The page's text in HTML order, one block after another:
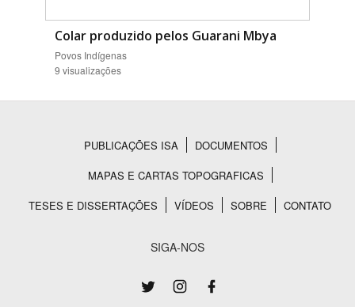
Colar produzido pelos Guarani Mbya
Povos Indígenas
9 visualizações
Rodapé
PUBLICAÇÕES ISA
DOCUMENTOS
MAPAS E CARTAS TOPOGRAFICAS
TESES E DISSERTAÇÕES
VÍDEOS SOBRE CONTATO
SIGA-NOS